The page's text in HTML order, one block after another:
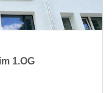
1.OG